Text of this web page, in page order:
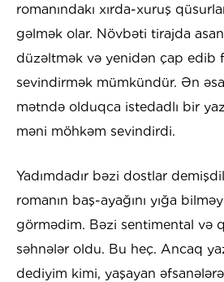
romanındakı xırda-xuruş
gəlmək olar. Növbəti tirajda
düzəltmək və yenidən çap edib
sevindirmək mümkündür. Ən
mətndə olduqca istedadlı bir
məni möhkəm sevindirdi.
Yadımdadır bəzi dostlar
romanın baş-ayağını yığa
görmədim. Bəzi sentimental və
səhnələr oldu. Bu heç. Ancaq
dediyim kimi, yaşayan